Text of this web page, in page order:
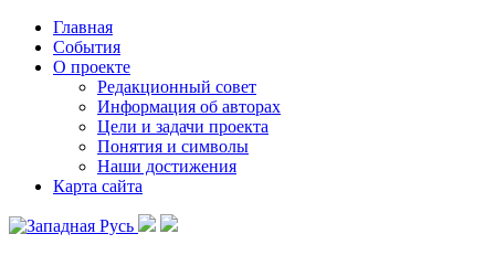
Главная
События
О проекте
Редакционный совет
Информация об авторах
Цели и задачи проекта
Понятия и символы
Наши достижения
Карта сайта